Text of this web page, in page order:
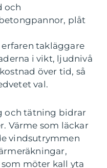
och
plåt
takläggare
i vikt, ljudnivå
över tid, så
val.
och tätning bidrar
Värme som läckar
vindsutrymmen
möter kall yta